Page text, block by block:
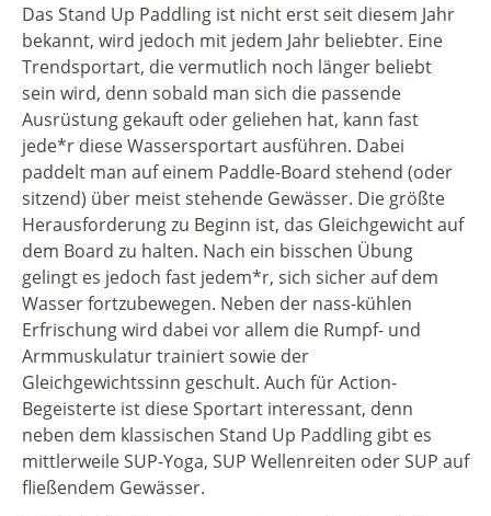
Das Stand Up Paddling ist nicht erst seit diesem Jahr
bekannt, wird jedoch mit jedem Jahr beliebter. Eine
Trendsportart, die vermutlich noch länger beliebt
sein wird, denn sobald man sich die passende
Ausrüstung gekauft oder geliehen hat, kann fast
jede*r diese Wassersportart ausführen. Dabei
paddelt man auf einem Paddle-Board stehend (oder
sitzend) über meist stehende Gewässer. Die größte
Herausforderung zu Beginn ist, das Gleichgewicht auf
dem Board zu halten. Nach ein bisschen Übung
gelingt es jedoch fast jedem*r, sich sicher auf dem
Wasser fortzubewegen. Neben der nass-kühlen
Erfrischung wird dabei vor allem die Rumpf- und
Armmuskulatur trainiert sowie der
Gleichgewichtssinn geschult. Auch für Action-
Begeisterte ist diese Sportart interessant, denn
neben dem klassischen Stand Up Paddling gibt es
mittlerweile SUP-Yoga, SUP Wellenreiten oder SUP auf
fließendem Gewässer.